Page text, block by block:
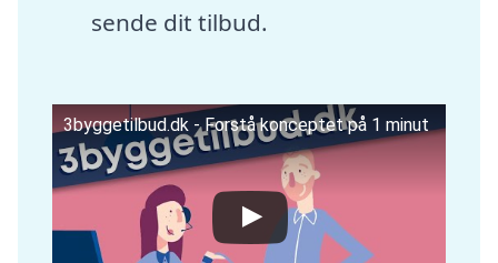
sende dit tilbud.
3byggetilbud.dk - Forstå konceptet på 1 minut